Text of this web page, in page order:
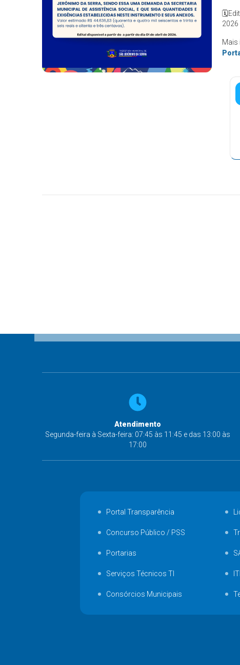
2026
Mais
Atendimento
Segunda-feira à Sexta-feira: 07:45 às 11:45 e das 13:00 às
17:00
Portal Transparência
Concurso Público / PSS
Portarias
Serviços Técnicos TI
Consórcios Municipais